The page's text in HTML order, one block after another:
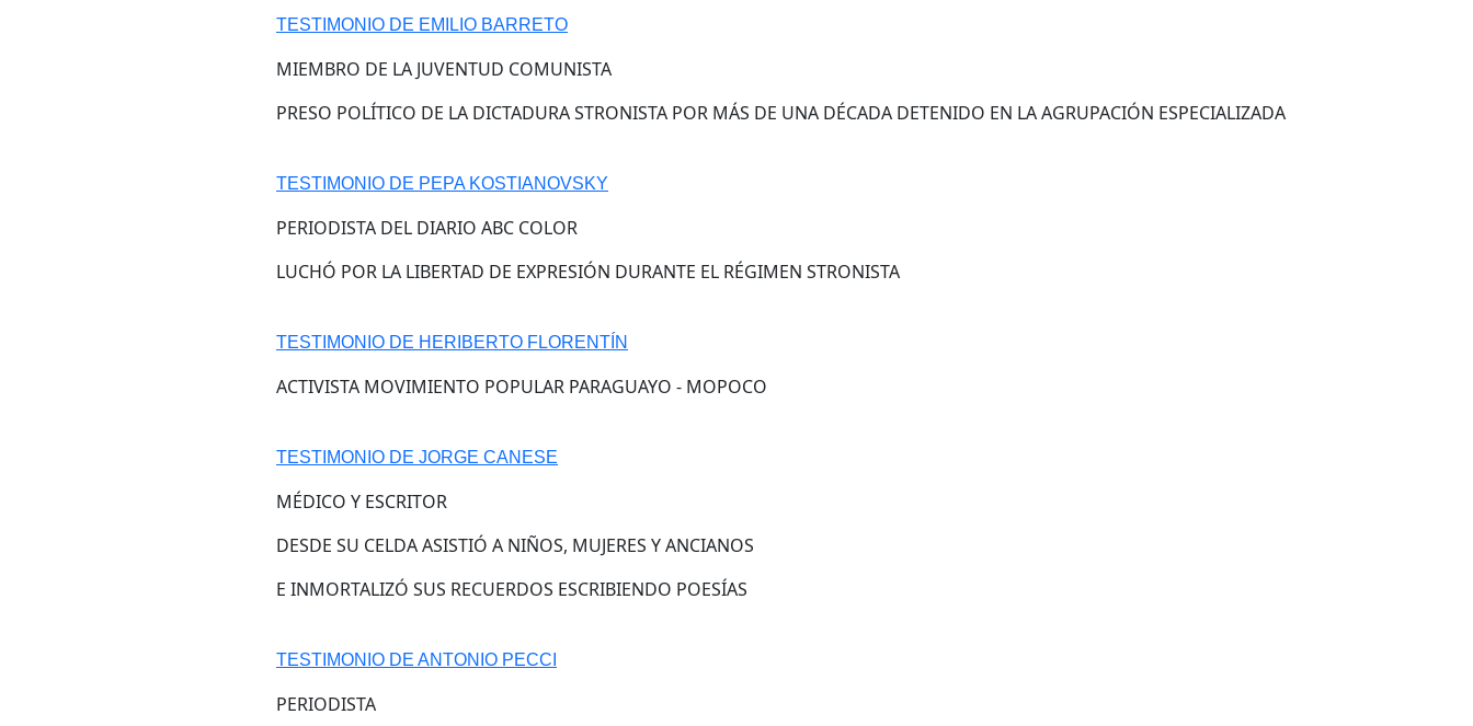
TESTIMONIO DE EMILIO BARRETO
MIEMBRO DE LA JUVENTUD COMUNISTA
PRESO POLÍTICO DE LA DICTADURA STRONISTA POR MÁS DE UNA DÉCADA DETENIDO EN LA AGRUPACIÓN ESPECIALIZADA
TESTIMONIO DE PEPA KOSTIANOVSKY
PERIODISTA DEL DIARIO ABC COLOR
LUCHÓ POR LA LIBERTAD DE EXPRESIÓN DURANTE EL RÉGIMEN STRONISTA
TESTIMONIO DE HERIBERTO FLORENTÍN
ACTIVISTA MOVIMIENTO POPULAR PARAGUAYO - MOPOCO
TESTIMONIO DE JORGE CANESE
MÉDICO Y ESCRITOR
DESDE SU CELDA ASISTIÓ A NIÑOS, MUJERES Y ANCIANOS
E INMORTALIZÓ SUS RECUERDOS ESCRIBIENDO POESÍAS
TESTIMONIO DE ANTONIO PECCI
PERIODISTA